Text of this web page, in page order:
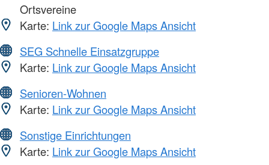
Ortsvereine
Karte: Link zur Google Maps Ansicht
SEG Schnelle Einsatzgruppe
Karte: Link zur Google Maps Ansicht
Senioren-Wohnen
Karte: Link zur Google Maps Ansicht
Sonstige Einrichtungen
Karte: Link zur Google Maps Ansicht